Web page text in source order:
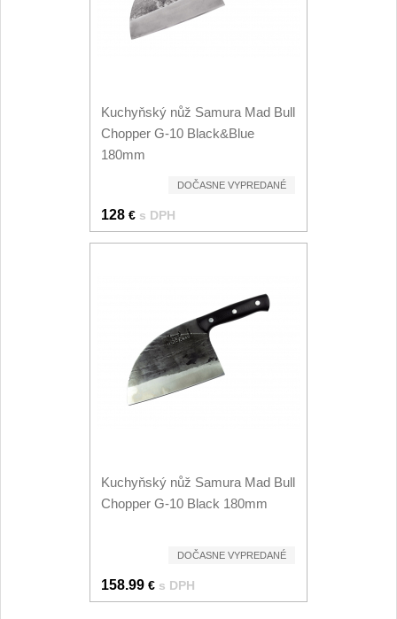
Kuchyňský nůž Samura Mad Bull
Chopper G-10 Black&Blue
180mm
DOČASNE VYPREDANÉ
128 € s DPH
Kuchyňský nůž Samura Mad Bull
Chopper G-10 Black 180mm
DOČASNE VYPREDANÉ
158.99 € s DPH